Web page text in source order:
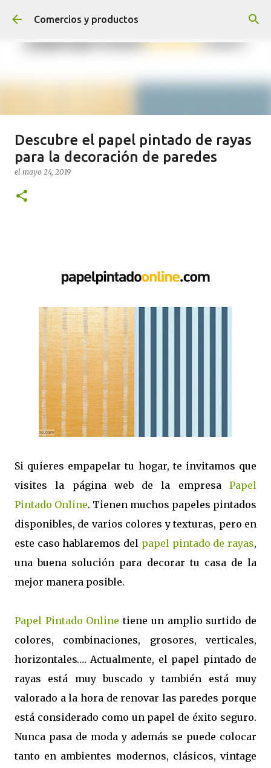
Ir al contenido principal
Comercios y productos
¡NOVEDADES! ¡SÍGUENOS Y
TENDRÁS PREMIO!
elagosto 04, 2020
Descubre el papel pintado de rayas
para la decoración de paredes
el mayo 24, 2019
Si quieres empapelar tu hogar, te invitamos que
visites la página web de la empresa Papel
Pintado Online. Tienen muchos papeles pintados
disponibles, de varios colores y texturas, pero en
este caso hablaremos del papel pintado de rayas,
una buena solución para decorar tu casa de la
mejor manera posible.
Papel Pintado Online tiene un amplio surtido de
colores, combinaciones, grosores, verticales,
horizontales…. Actualmente, el papel pintado de
rayas está muy buscado y también está muy
valorado a la hora de renovar las paredes porque
está considerado como un papel de éxito seguro.
Nunca pasa de moda y además se puede colocar
tanto en ambientes modernos, clásicos, vintage